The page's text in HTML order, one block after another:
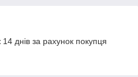
днів за рахунок покупця